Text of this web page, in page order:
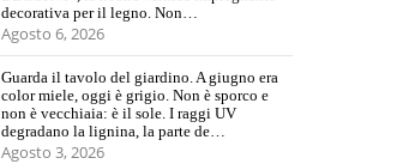
decorativa per il legno. Non…
Agosto 6, 2026
Guarda il tavolo del giardino. A giugno era
color miele, oggi è grigio. Non è sporco e
non è vecchiaia: è il sole. I raggi UV
degradano la lignina, la parte de…
Agosto 3, 2026